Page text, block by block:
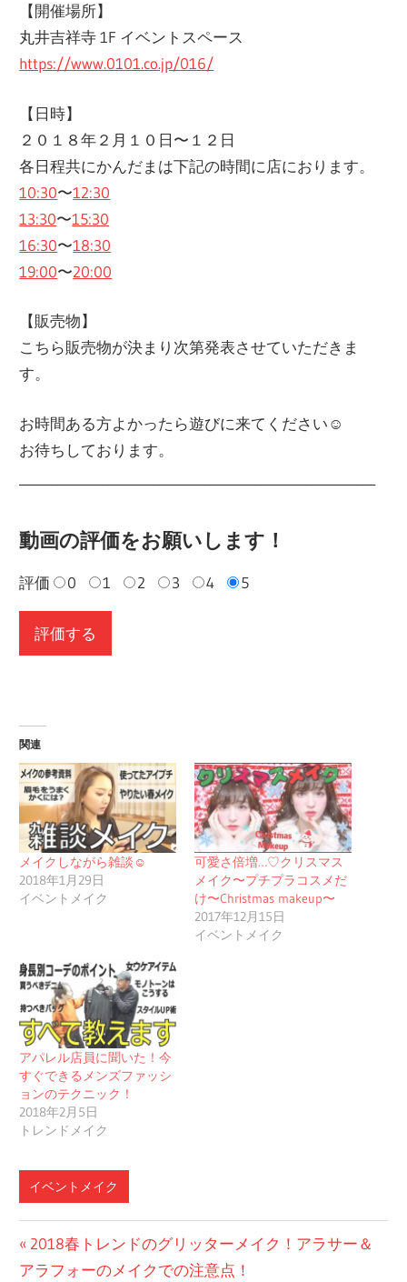
【開催場所】
丸井吉祥寺 1F イベントスペース
https://www.0101.co.jp/016/
【日時】
２０１８年２月１０日〜１２日
各日程共にかんだまは下記の時間に店におります。
10:30〜12:30
13:30〜15:30
16:30〜18:30
19:00〜20:00
【販売物】
こちら販売物が決まり次第発表させていただきま
す。
お時間ある方よかったら遊びに来てください☺︎
お待ちしております。
動画の評価をお願いします！
評価 0 1 2 3 4 5
関連
メイクしながら雑談☺︎
2018年1月29日
イベントメイク
可愛さ倍増…♡クリスマス
メイク〜プチプラコスメだ
け〜Christmas makeup〜
2017年12月15日
イベントメイク
アパレル店員に聞いた！今
すぐできるメンズファッシ
ョンのテクニック！
2018年2月5日
トレンドメイク
イベントメイク
投
前
の
2018春トレンドのグリッターメイク！アラサー＆
アラフォーのメイクでの注意点！